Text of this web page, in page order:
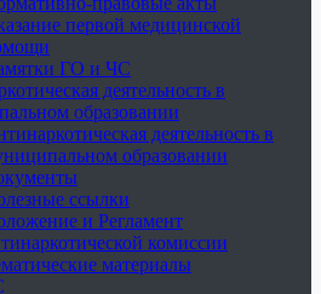
первой медицинской
ГО и ЧС
деятельность в
образовании
деятельность в
образовании
ссылки
и Регламент
комиссии
материалы